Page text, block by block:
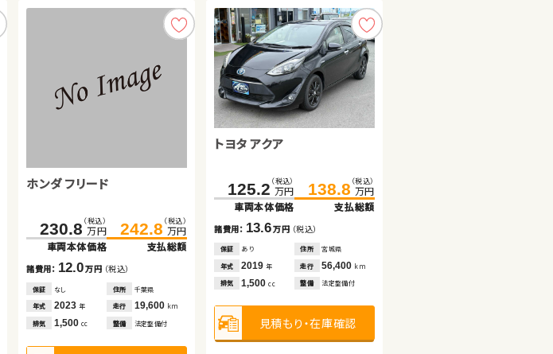
ホンダ フリード
230.8 （税込）
万円
車両本体価格
242.8 （税込）
万円
支払総額
諸費用： 12.0万円 （税込）
保証 なし 住所
千葉県
年式
2023 年 走行 19,600 km
排気
1,500 cc 整備 法定整備付
トヨタ アクア
125.2 （税込）
万円
車両本体価格
138.8 （税込）
万円
支払総額
諸費用： 13.6万円 （税込）
保証 あり 住所
宮城県
年式
2019年 走行 56,400 km
排気
1,500cc 整備 法定整備付
見積もり・在庫確認
464.9（税込）
万円
諸費用：4.9万円（税込）
あり
北海道
年式
2022年 走行
見積もり・在庫確認
スズキ ワゴンＲ
39.7 （税込）
万円
車両本体価格
44.2 （税込）
万円
支払総額
諸費用： 4.5 万円（税込）
保証 なし 住所
岡山県
年式
2014年 走行 85,800 km
排気
660cc 整備 法定整備付
見積もり・在庫確認
24.8（税込）
万円
諸費用：10.2 万円（税込）
あり
広島県
年式
2012年 走行
見積もり・在庫確認
スバル フォレスター
203.9 万円
車両本体価格
219.8
支払総額
諸費用：15.9 （税込）
保証 あり 住所
埼玉県
年式
2019年 走行 48,300km
排気
2,500cc 整備 法定整備付
234.8（税込）
万円
諸費用：13.2 万円（税込）
あり
千葉県
年式
2023年 走行
見積もり・在庫確認